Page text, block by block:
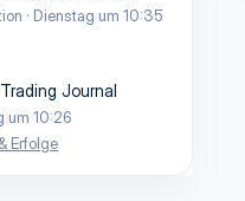
Dienstag um 10:35
Journal
um 10:26
Erfolge